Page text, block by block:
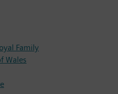
Family
Wales